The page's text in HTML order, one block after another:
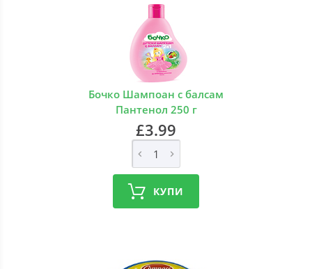
Бочко Шампоан с балсам
Пантенол 250 г
£3.99
КУПИ